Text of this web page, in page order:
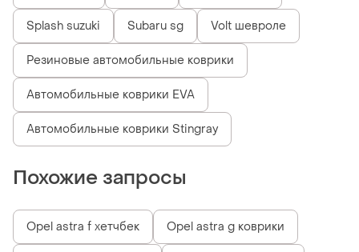
Splash suzuki Subaru sg Volt шевроле
Резиновые автомобильные коврики
Автомобильные коврики EVA
Автомобильные коврики Stingray
Похожие запросы
Opel astra f хетчбек Opel astra g коврики